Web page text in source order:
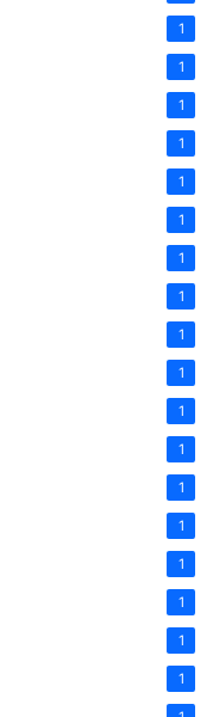
1
1
1
1
1
1
1
1
1
1
1
1
1
1
1
1
1
1